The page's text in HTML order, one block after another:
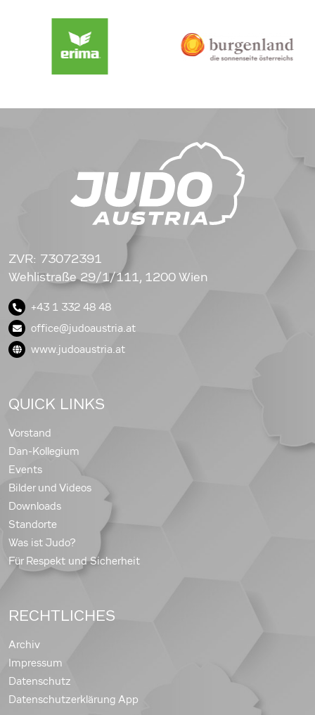
ZVR: 73072391
Wehlistraße 29/1/111, 1200 Wien
+43 1 332 48 48
office@judoaustria.at
www.judoaustria.at
QUICK LINKS
Vorstand
Dan-Kollegium
Events
Bilder und Videos
Downloads
Standorte
Was ist Judo?
Für Respekt und Sicherheit
RECHTLICHES
Archiv
Impressum
Datenschutz
Datenschutzerklärung App